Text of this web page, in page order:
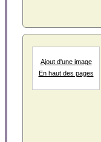
Ajout d'une image
En haut des pages